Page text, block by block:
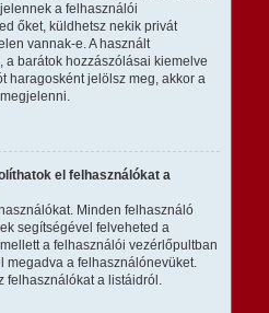
a felhasználói
őket, küldhetsz nekik privát
vannak-e. A használt
barátok hozzászólásai kiemelve
haragosként jelölsz meg, akkor a
el felhasználókat a
Minden felhasználó
segítségével felveheted a
a felhasználói vezérlőpultban
megadva a felhasználónevüket.
felhasználókat a listáidról.